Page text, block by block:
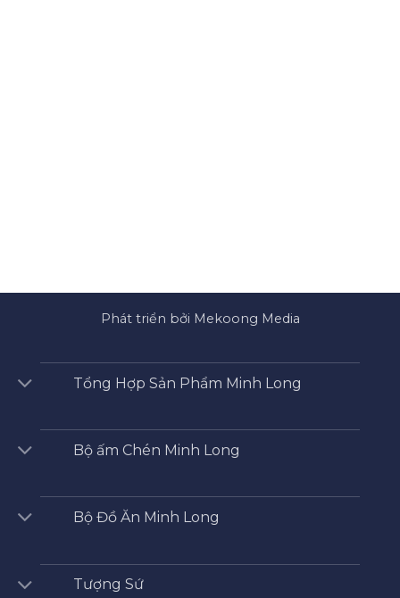
Phát triển bởi Mekoong Media
Tổng Hợp Sản Phẩm Minh Long
Bộ ấm Chén Minh Long
Bộ Đồ Ăn Minh Long
Tượng Sứ